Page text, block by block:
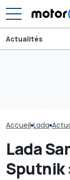
Actualités
Accueil Lada
Lada
Sputnik